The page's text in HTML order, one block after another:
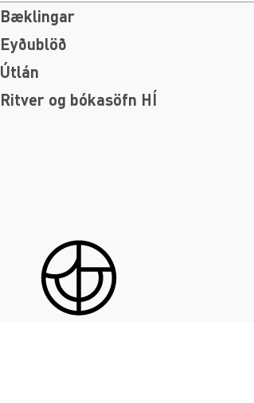
Bæklingar
Eyðublöð
Útlán
Ritver og bókasöfn HÍ